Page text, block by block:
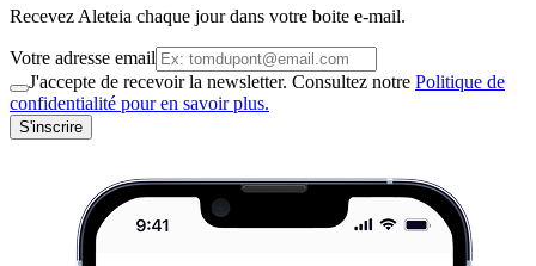
Recevez Aleteia chaque jour dans votre boite e-mail.
Votre adresse email
J'accepte de recevoir la newsletter. Consultez notre Politique de
confidentialité pour en savoir plus.
S'inscrire